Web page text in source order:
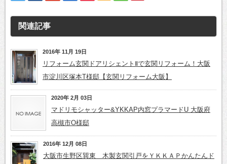
関連記事
2016年 11月 19日
リフォーム玄関ドアリシェントⅡで玄関リフォーム！大阪
市淀川区塚本T様邸【玄関リフォーム大阪】
2020年 2月 03日
マドリモシャッター&YKKAP内窓プラマードU 大阪府
高槻市O様邸
2016年 12月 08日
大阪市生野区巽東 木製玄関引戸をＹＫＫＡＰかんたんド